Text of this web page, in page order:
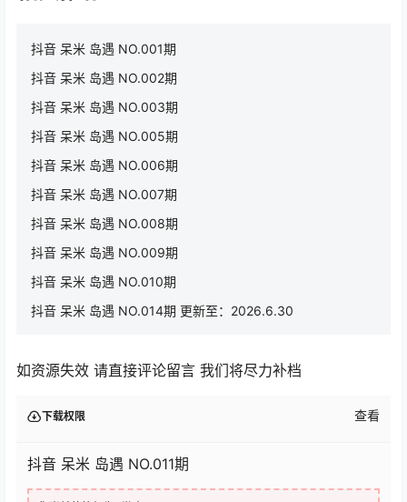
抖音 呆米 岛遇 NO.001期
抖音 呆米 岛遇 NO.002期
抖音 呆米 岛遇 NO.003期
抖音 呆米 岛遇 NO.005期
抖音 呆米 岛遇 NO.006期
抖音 呆米 岛遇 NO.007期
抖音 呆米 岛遇 NO.008期
抖音 呆米 岛遇 NO.009期
抖音 呆米 岛遇 NO.010期
抖音 呆米 岛遇 NO.014期 更新至：2026.6.30
如资源失效 请直接评论留言 我们将尽力补档
下载权限 查看
抖音 呆米 岛遇 NO.011期